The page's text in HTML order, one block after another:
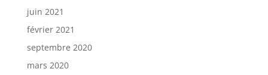
juin 2021
février 2021
septembre 2020
mars 2020